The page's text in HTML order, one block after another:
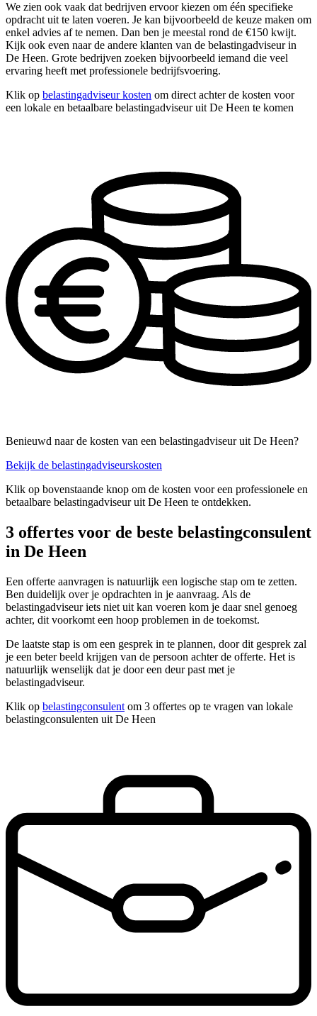
We zien ook vaak dat bedrijven ervoor kiezen om één specifieke
opdracht uit te laten voeren. Je kan bijvoorbeeld de keuze maken om
enkel advies af te nemen. Dan ben je meestal rond de €150 kwijt.
Kijk ook even naar de andere klanten van de belastingadviseur in
De Heen. Grote bedrijven zoeken bijvoorbeeld iemand die veel
ervaring heeft met professionele bedrijfsvoering.
Klik op belastingadviseur kosten om direct achter de kosten voor
een lokale en betaalbare belastingadviseur uit De Heen te komen
Benieuwd naar de kosten van een belastingadviseur uit De Heen?
Bekijk de belastingadviseurskosten
Klik op bovenstaande knop om de kosten voor een professionele en
betaalbare belastingadviseur uit De Heen te ontdekken.
3 offertes voor de beste belastingconsulent
in De Heen
Een offerte aanvragen is natuurlijk een logische stap om te zetten.
Ben duidelijk over je opdrachten in je aanvraag. Als de
belastingadviseur iets niet uit kan voeren kom je daar snel genoeg
achter, dit voorkomt een hoop problemen in de toekomst.
De laatste stap is om een gesprek in te plannen, door dit gesprek zal
je een beter beeld krijgen van de persoon achter de offerte. Het is
natuurlijk wenselijk dat je door een deur past met je
belastingadviseur.
Klik op belastingconsulent om 3 offertes op te vragen van lokale
belastingconsulenten uit De Heen